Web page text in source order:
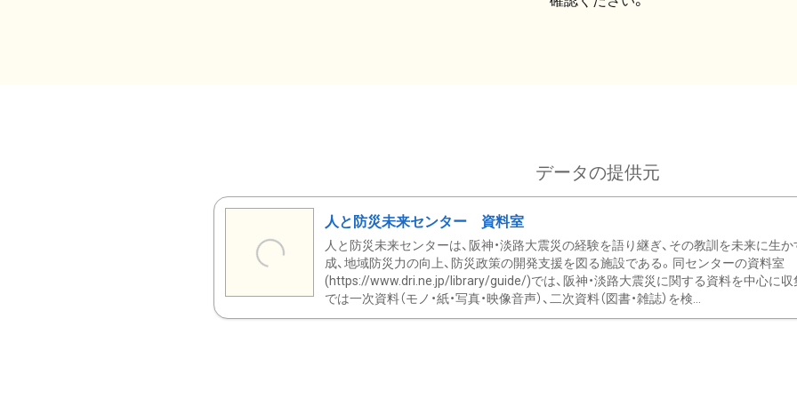
データの提供元
人と防災未来センター 資料室
人と防災未来センターは、阪神・淡路大震災の経験を語り継ぎ、その教訓を未来に生
成、地域防災力の向上、防災政策の開発支援を図る施設である。同センターの資料室
(https://www.dri.ne.jp/library/guide/)では、阪神・淡路大震災に関する資料を中心に収
では一次資料（モノ・紙・写真・映像音声）、二次資料（図書・雑誌）を検...